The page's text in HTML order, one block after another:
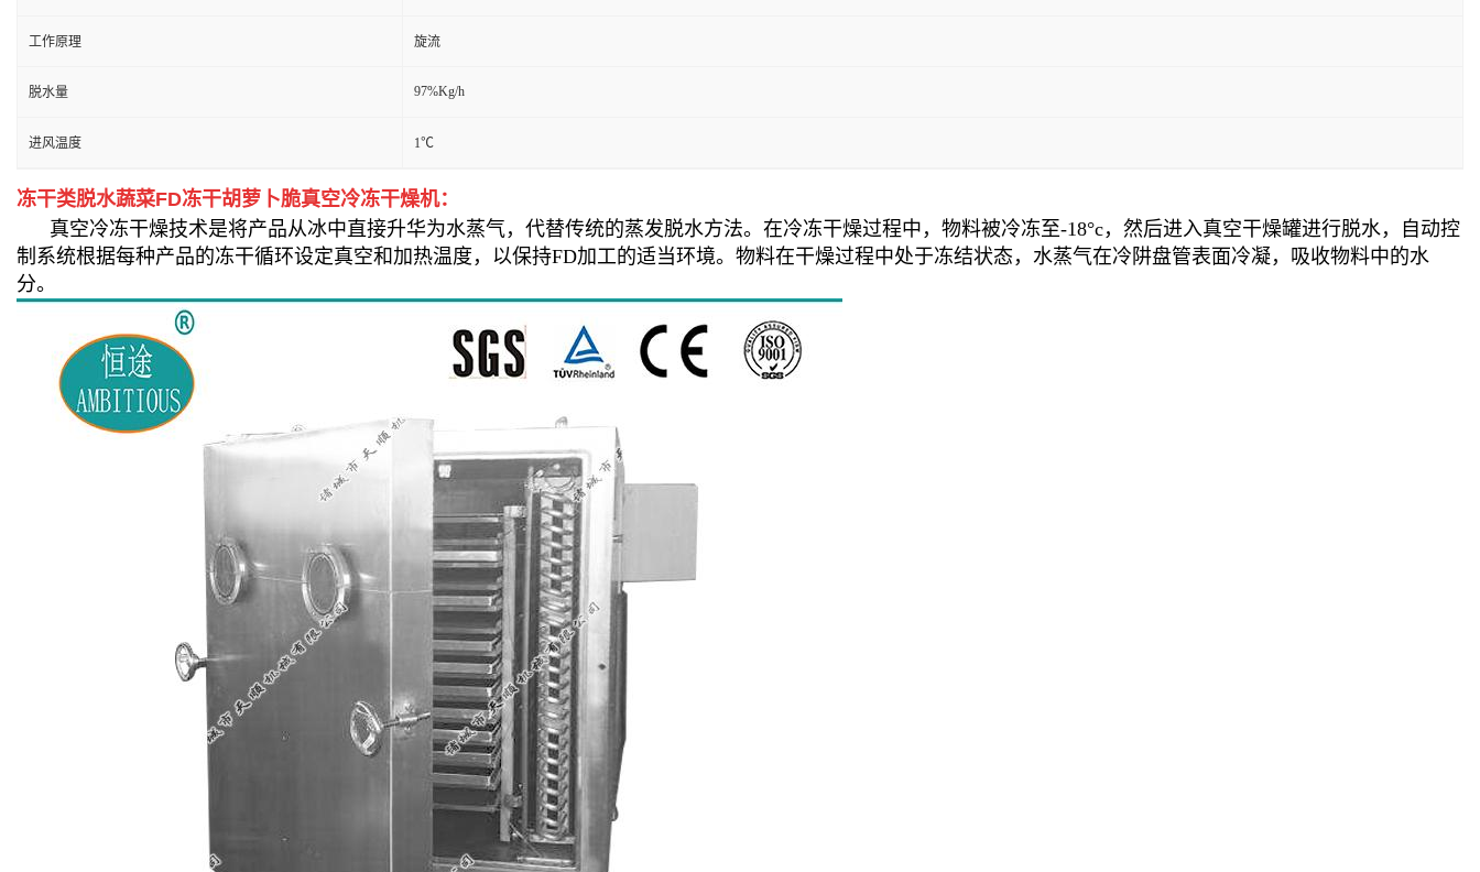
工作原理 旋流
脱水量 97%Kg/h
进风温度 1℃
冻干类脱水蔬菜FD冻干胡萝卜脆真空冷冻干燥机：
真空冷冻干燥技术是将产品从冰中直接升华为水蒸气，代替传统的蒸发脱水方法。在冷冻干燥过程中，物料被冷冻至-18°c，然后进入真空干燥罐进行脱水，自动控
制系统根据每种产品的冻干循环设定真空和加热温度，以保持FD加工的适当环境。物料在干燥过程中处于冻结状态，水蒸气在冷阱盘管表面冷凝，吸收物料中的水
分。